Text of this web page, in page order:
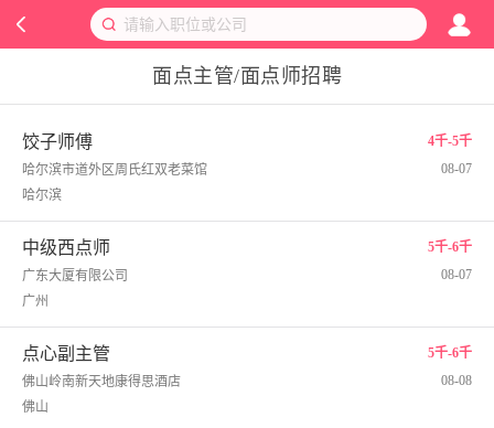
面点主管/面点师招聘
饺子师傅
4千-5千
哈尔滨市道外区周氏红双老菜馆
08-07
哈尔滨
中级西点师
5千-6千
广东大厦有限公司
08-07
广州
点心副主管
5千-6千
佛山岭南新天地康得思酒店
08-08
佛山